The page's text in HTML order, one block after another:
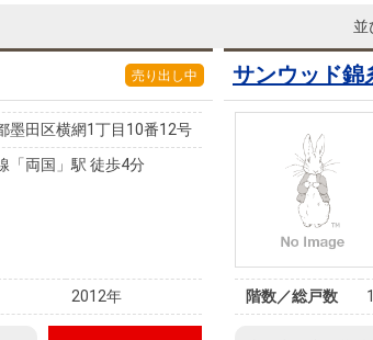
並
売り出し中
墨田区横網1丁目10番12号
「両国」駅 徒歩4分
2012年
サンウッド錦
階数／総戸数